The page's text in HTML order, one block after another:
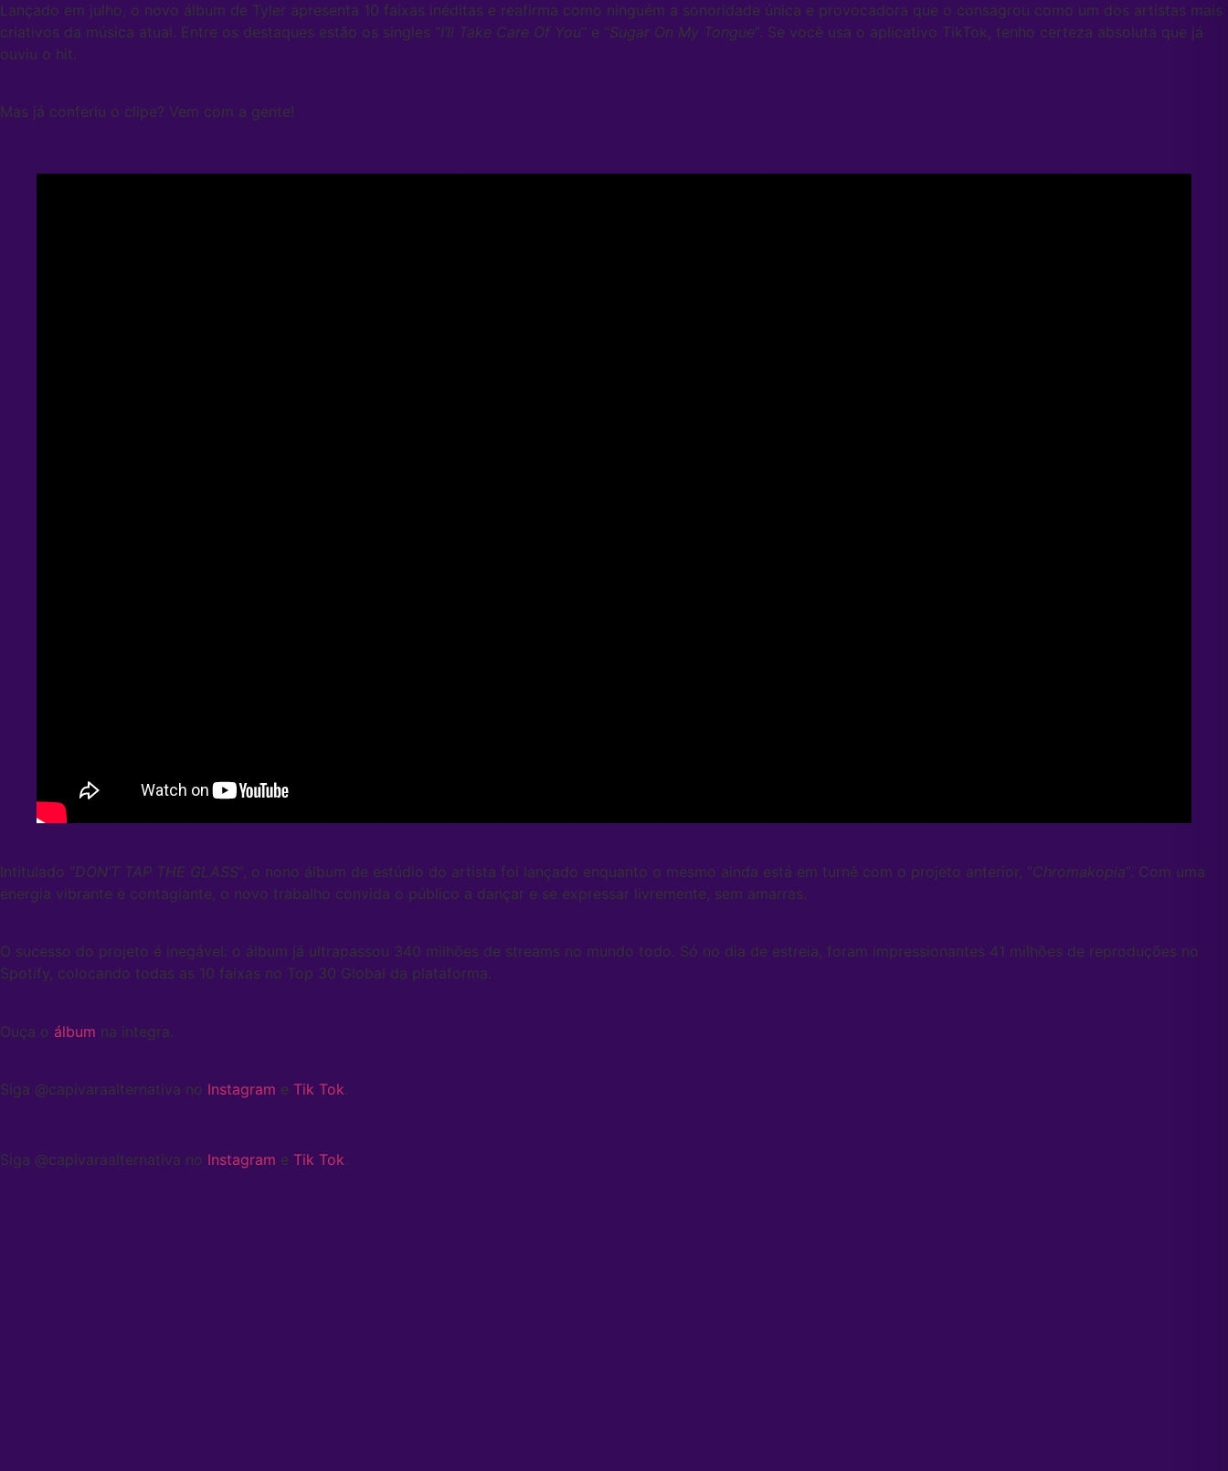
Lançado em julho, o novo álbum de Tyler apresenta 10 faixas inéditas e reafirma como ninguém a sonoridade única e provocadora que o consagrou como um dos artistas mais
criativos da música atual. Entre os destaques estão os singles “I’ll Take Care Of You” e “Sugar On My Tongue“. Se você usa o aplicativo TikTok, tenho certeza absoluta que já
ouviu o hit.
Mas já conferiu o clipe? Vem com a gente!
Intitulado “DON’T TAP THE GLASS“, o nono álbum de estúdio do artista foi lançado enquanto o mesmo ainda está em turnê com o projeto anterior, “Chromakopia“. Com uma
energia vibrante e contagiante, o novo trabalho convida o público a dançar e se expressar livremente, sem amarras.
O sucesso do projeto é inegável: o álbum já ultrapassou 340 milhões de streams no mundo todo. Só no dia de estreia, foram impressionantes 41 milhões de reproduções no
Spotify, colocando todas as 10 faixas no Top 30 Global da plataforma.
Ouça o álbum na integra.
Siga @capivaraalternativa no Instagram e Tik Tok.
Siga @capivaraalternativa no Instagram e Tik Tok.